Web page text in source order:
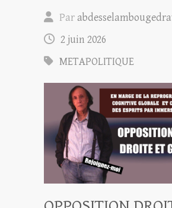
Par
2 juin 2026
METAPOLITIQUE